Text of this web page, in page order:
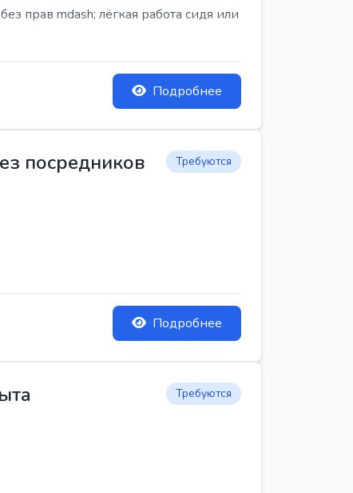
mdash; лёгкая работа сидя или
Подробнее
посредников Требуются
Подробнее
Требуются